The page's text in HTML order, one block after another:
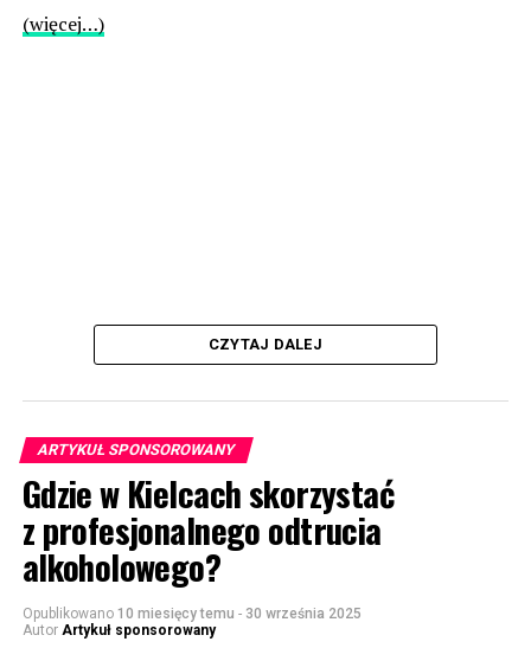
(więcej…)
CZYTAJ DALEJ
ARTYKUŁ SPONSOROWANY
Gdzie w Kielcach skorzystać
z profesjonalnego odtrucia
alkoholowego?
Opublikowano 10 miesięcy temu - 30 września 2025
Autor Artykuł sponsorowany